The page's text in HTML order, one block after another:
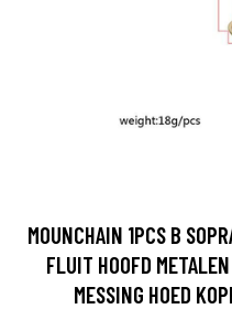
MOUNCHAIN 1PCS B
FLUIT HOOFD
MESSING HOED